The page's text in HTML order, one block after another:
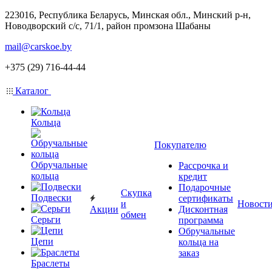
223016, Республика Беларусь, Минская обл., Минский р-н,
Новодворский с/с, 71/1, район промзона Шабаны
mail@carskoe.by
+375 (29) 716-44-44
Каталог
Кольца
Обручальные
кольца
Подвески
Серьги
Цепи
Браслеты
Акции
Скупка
и
обмен
Покупателю
Рассрочка и
кредит
Подарочные
сертификаты
Дисконтная
программа
Обручальные
кольца на
заказ